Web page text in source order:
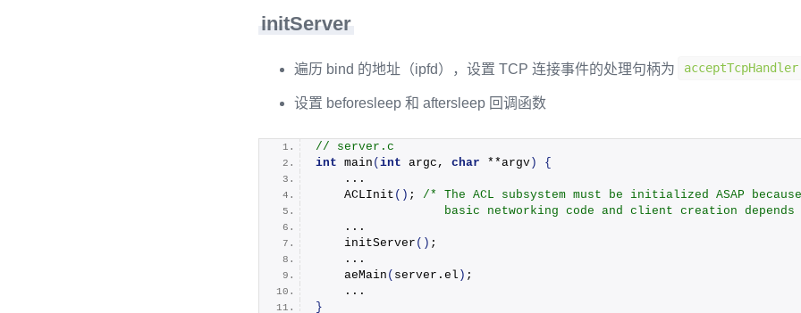
initServer
遍历 bind 的地址（ipfd），设置 TCP 连接事件的处理句柄为 acceptTcpHandler
设置 beforesleep 和 aftersleep 回调函数
// server.c
int main ( int argc, char **argv)
{
    ...
ACLInit () ; /* The ACL subsystem must be initialized ASAP
basic networking code and client creation depends
    ...
initServer () ;
    ...
aeMain ( server. el ) ;
    ...
}